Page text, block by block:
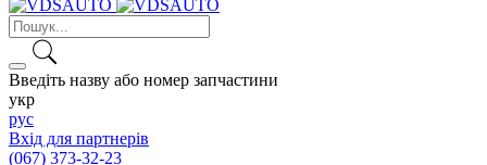
Введіть назву або номер запчастини
укр
рус
Вхід для партнерів
(067) 373-32-23